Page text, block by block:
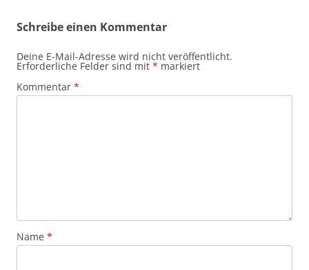
Schreibe einen Kommentar
Deine E-Mail-Adresse wird nicht veröffentlicht.
Erforderliche Felder sind mit * markiert
Kommentar *
Name *